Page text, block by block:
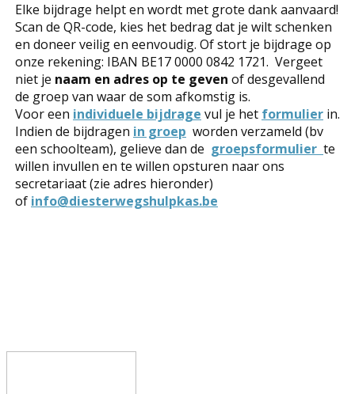
Elke bijdrage helpt en wordt met grote dank aanvaard!
Scan de QR-code, kies het bedrag dat je wilt schenken
en doneer veilig en eenvoudig. Of stort je bijdrage op
onze rekening: IBAN BE17 0000 0842 1721. Vergeet
niet je naam en adres op te geven of desgevallend
de groep van waar de som afkomstig is.
Voor een individuele bijdrage vul je het formulier in.
Indien de bijdragen in groep worden verzameld (bv
een schoolteam), gelieve dan de groepsformulier te
willen invullen en te willen opsturen naar ons
secretariaat (zie adres hieronder)
of info@diesterwegshulpkas.be